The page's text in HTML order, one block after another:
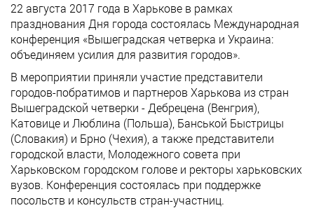
22 августа 2017 года в Харькове в рамках
празднования Дня города состоялась Международная
конференция «Вышеградская четверка и Украина:
объединяем усилия для развития городов».
В мероприятии приняли участие представители
городов-побратимов и партнеров Харькова из стран
Вышеградской четверки - Дебрецена (Венгрия),
Катовице и Люблина (Польша), Банськой Быстрицы
(Словакия) и Брно (Чехия), а также представители
городской власти, Молодежного совета при
Харьковском городском голове и ректоры харьковских
вузов. Конференция состоялась при поддержке
посольств и консульств стран-участниц.